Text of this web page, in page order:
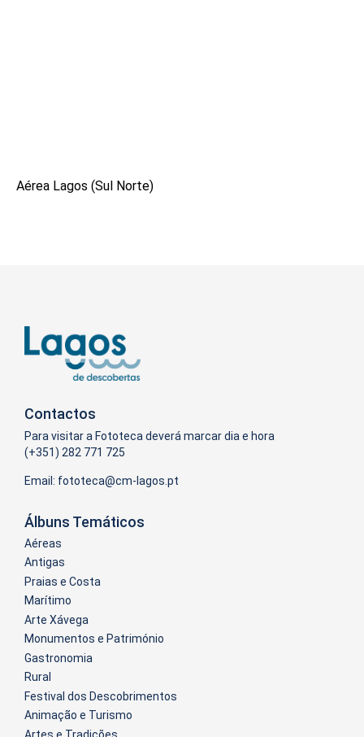
Aérea Lagos (Sul Norte)
Contactos
Para visitar a Fototeca deverá marcar dia e hora
(+351) 282 771 725
Email:
Álbuns Temáticos
Aéreas
Antigas
Praias e Costa
Marítimo
Arte Xávega
Monumentos e Património
Gastronomia
Rural
Festival dos Descobrimentos
Animação e Turismo
Artes e Tradições